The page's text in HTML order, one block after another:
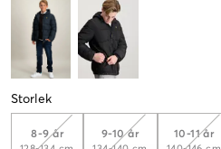
Storlek
8-9 år 9-10 år 10-11 år